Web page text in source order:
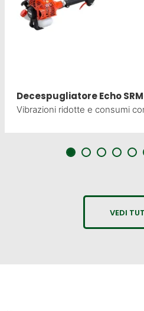
Decespugliatore Echo
Vibrazioni ridotte e consumi
VEDI